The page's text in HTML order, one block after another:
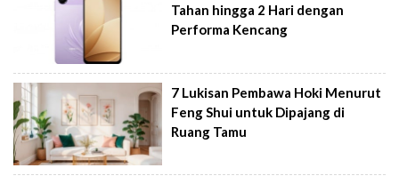
Tahan hingga 2 Hari dengan
Performa Kencang
7 Lukisan Pembawa Hoki Menurut
Feng Shui untuk Dipajang di
Ruang Tamu